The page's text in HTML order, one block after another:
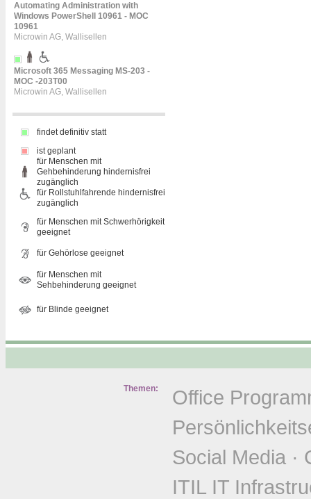
Automating Administration with
Windows PowerShell 10961 - MOC
10961
Microwin AG, Wallisellen
Microsoft 365 Messaging MS-203 -
MOC -203T00
Microwin AG, Wallisellen
findet definitiv statt
ist geplant
für Menschen mit
Gehbehinderung hindernisfrei
zugänglich
für Rollstuhlfahrende hindernisfrei
zugänglich
für Menschen mit Schwerhörigkeit
geeignet
für Gehörlose geeignet
für Menschen mit
Sehbehinderung geeignet
für Blinde geeignet
Themen:
Office
Social Media ·
ITIL IT